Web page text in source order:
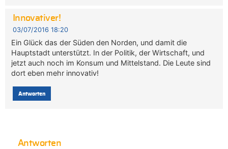
Innovativer!
03/07/2016 18:20
Ein Glück das der Süden den Norden, und damit die
Hauptstadt unterstützt. In der Politik, der Wirtschaft, und
jetzt auch noch im Konsum und Mittelstand. Die Leute sind
dort eben mehr innovativ!
Antworten
Antworten